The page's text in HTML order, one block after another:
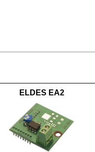
ELDES EA2